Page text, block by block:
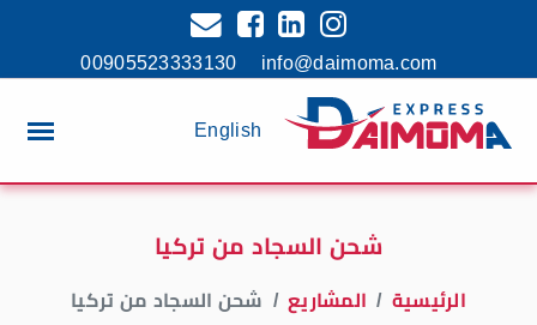
00905523333130 info@daimoma.com
English
شحن السجاد من تركيا
الرئيسية المشاريع شحن السجاد من تركيا